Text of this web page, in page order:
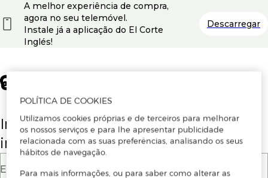
Insira o seu email para se registar ou
iniciar sessão.
E-mail
A melhor experiência de compra,
agora no seu telemóvel.
Instale já a aplicação do El Corte
Inglés!
Descarregar
POLÍTICA DE COOKIES
Utilizamos cookies próprias e de terceiros para melhorar
os nossos serviços e para lhe apresentar publicidade
relacionada com as suas preferências, analisando os seus
hábitos de navegação.
Para mais informações, ou para saber como alterar as